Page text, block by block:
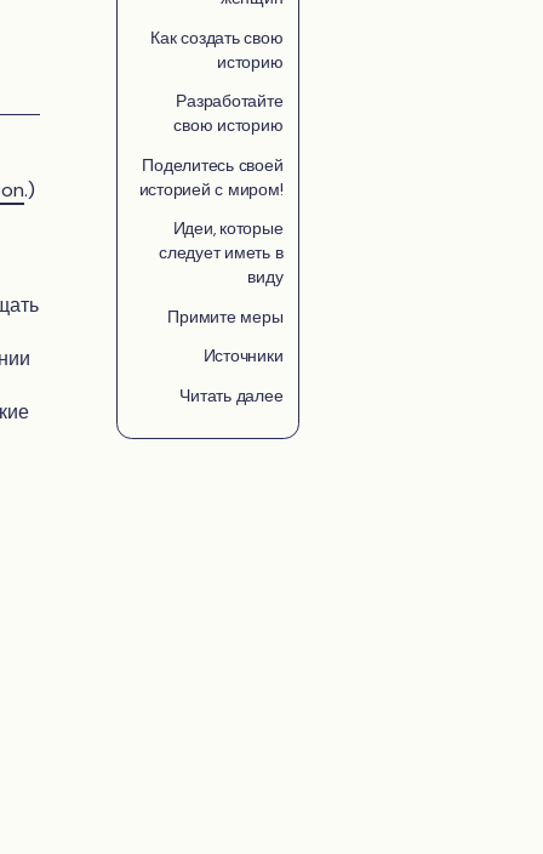
.)
Как создать свою
историю
Разработайте
свою историю
Поделитесь своей
историей с миром!
Идеи, которые
следует иметь в
виду
Примите меры
Источники
Читать далее